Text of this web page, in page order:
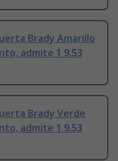
Brady Amarillo
admite 1 9.53
Brady Verde
admite 1 9.53